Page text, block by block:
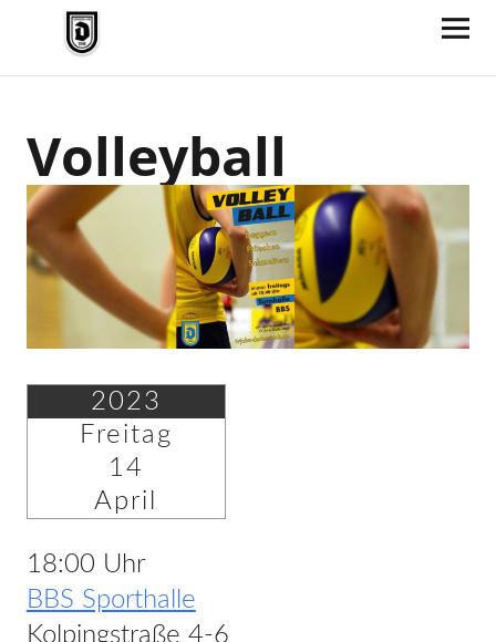
TV Jahn Duderstadt
Volleyball
2023
Freitag
14
April
18:00 Uhr
BBS Sporthalle
Kolpingstraße 4-6